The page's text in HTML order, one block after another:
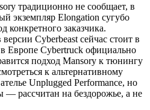
традиционно не сообщает, в
экземпляр Elongation сугубо
конкретного заказчика.
Cyberbeast сейчас стоит в
Европе Cybertruck официально
подход Mansory к тюнингу
к альтернативному
Unplugged Performance, но
— рассчитан на бездорожье, а не